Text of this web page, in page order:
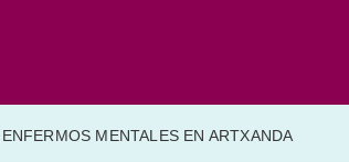
MENTALES EN ARTXANDA